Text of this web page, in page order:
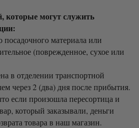
которые могут служить
посадочного материала или
(поврежденное, сухое или
в отделении транспортной
через 2 (два) дня после прибытия.
если произошла пересортица и
который заказывали, деньги
товара в наш магазин.